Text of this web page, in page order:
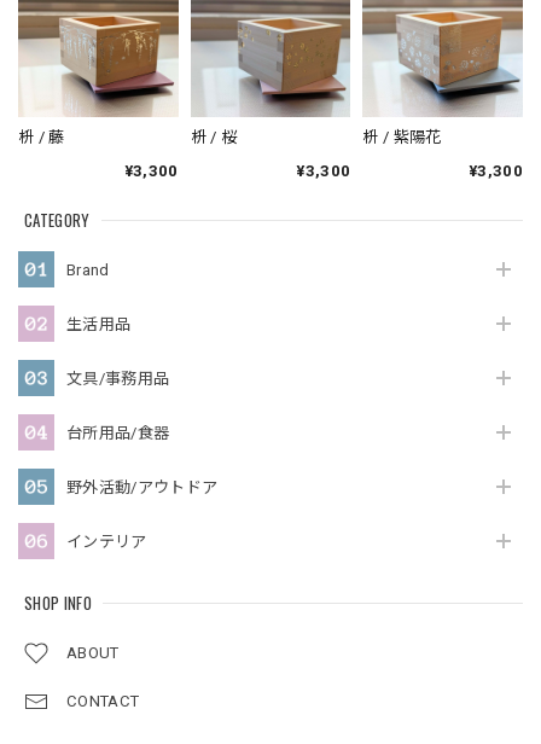
CATEGORY
Brand
生活用品
文具/事務用品
台所用品/食器
野外活動/アウトドア
インテリア
SHOP INFO
ABOUT
CONTACT
枡 / 藤
¥3,300
枡 / 桜
¥3,300
枡 / 紫陽花
¥3,300